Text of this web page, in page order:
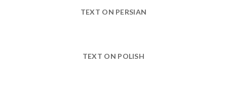
TEXT ON PERSIAN
TEXT ON POLISH